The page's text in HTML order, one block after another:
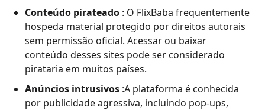
Conteúdo pirateado : O FlixBaba frequentemente
hospeda material protegido por direitos autorais
sem permissão oficial. Acessar ou baixar
conteúdo desses sites pode ser considerado
pirataria em muitos países.
Anúncios intrusivos :A plataforma é conhecida
por publicidade agressiva, incluindo pop-ups,